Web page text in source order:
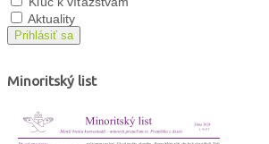
Aktuality
Prihlásiť sa
Minoritský list